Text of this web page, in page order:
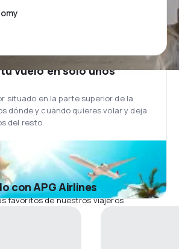
tu vuelo en solo unos
situado en la parte superior de la
dónde y cuándo quieres volar y deja
del resto.
con APG Airlines
favoritos de nuestros viajeros